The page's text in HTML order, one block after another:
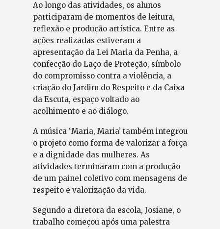
Ao longo das atividades, os alunos
participaram de momentos de leitura,
reflexão e produção artística. Entre as
ações realizadas estiveram a
apresentação da Lei Maria da Penha, a
confecção do Laço de Proteção, símbolo
do compromisso contra a violência, a
criação do Jardim do Respeito e da Caixa
da Escuta, espaço voltado ao
acolhimento e ao diálogo.
A música ‘Maria, Maria’ também integrou
o projeto como forma de valorizar a força
e a dignidade das mulheres. As
atividades terminaram com a produção
de um painel coletivo com mensagens de
respeito e valorização da vida.
Segundo a diretora da escola, Josiane, o
trabalho começou após uma palestra